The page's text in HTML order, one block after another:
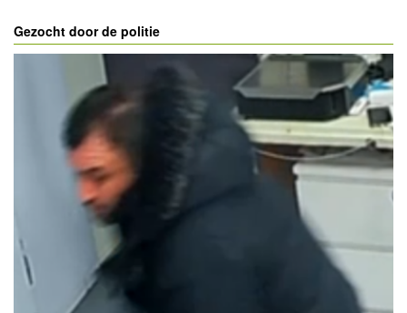
Gezocht door de politie